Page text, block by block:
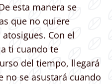
esta manera se
que no quiere
Con el
ti cuando te
del tiempo, llegará
no se asustará cuando